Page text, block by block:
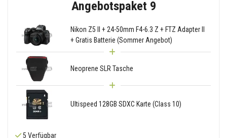
Angebotspaket 9
Nikon Z5 II + 24-50mm F4-6.3 Z + FTZ Adapter II
+ Gratis Batterie (Sommer Angebot)
Neoprene SLR Tasche
Ultispeed 128GB SDXC Karte (Class 10)
5 Verfügbar